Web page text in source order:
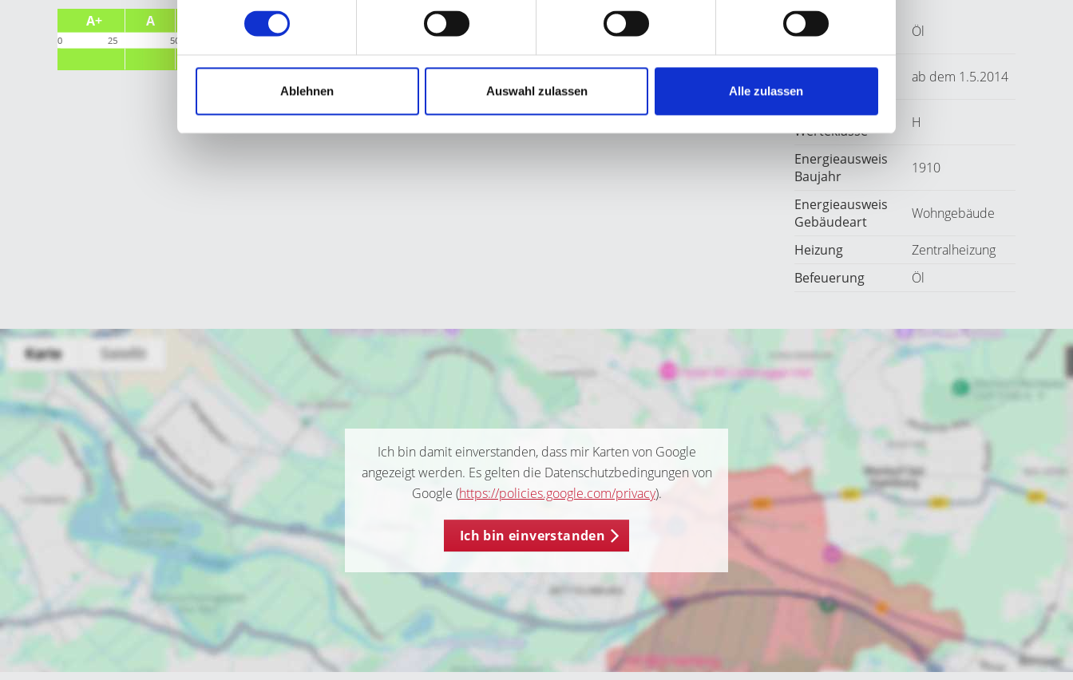
Ablehnen Auswahl zulassen Alle zulassen
296,30 kWh / (m²*a)
Endenergiebedarf
Wesentlicher
Energieträger
Öl
Energieausweis
Jahrgang
ab dem 1.5.2014
Energieausweis
Werteklasse
H
Energieausweis
Baujahr
1910
Energieausweis
Gebäudeart
Wohngebäude
Heizung
Zentralheizung
Befeuerung
Öl
Ich bin damit einverstanden, dass mir Karten von Google
angezeigt werden. Es gelten die Datenschutzbedingungen von
Google (https://policies.google.com/privacy).
Ich bin einverstanden